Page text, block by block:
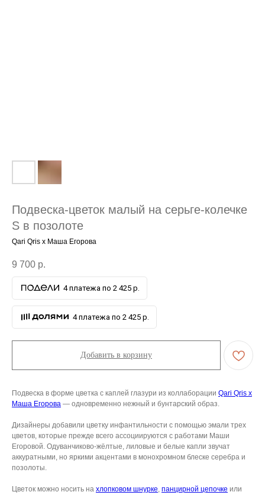
Подвеска-цветок малый на серьге-колечке
S в позолоте
Qari Qris x Маша Егорова
9 700 р.
4 платежа по 2 425 р.
4 платежа по 2 425 р.
Добавить в корзину
Подвеска в форме цветка с каплей глазури из коллаборации Qari Qris x
Маша Егорова — одновременно нежный и бунтарский образ.
Дизайнеры добавили цветку инфантильности с помощью эмали трех
цветов, которые прежде всего ассоциируются с работами Маши
Егоровой. Одуванчиково-жёлтые, лиловые и белые капли звучат
аккуратными, но яркими акцентами в монохромном блеске серебра и
позолоты.
Цветок можно носить на хлопковом шнурке, панцирной цепочке или